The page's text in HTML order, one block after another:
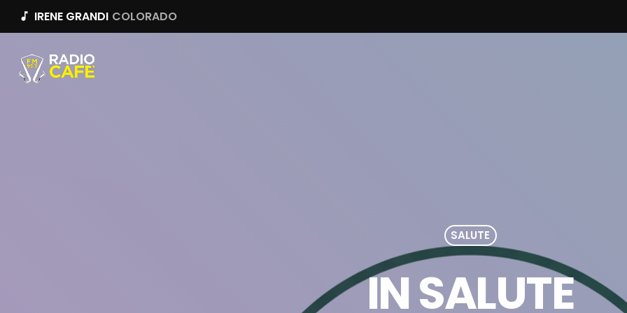
music_note IRENE GRANDI COLORADO
SALUTE
IN SALUTE